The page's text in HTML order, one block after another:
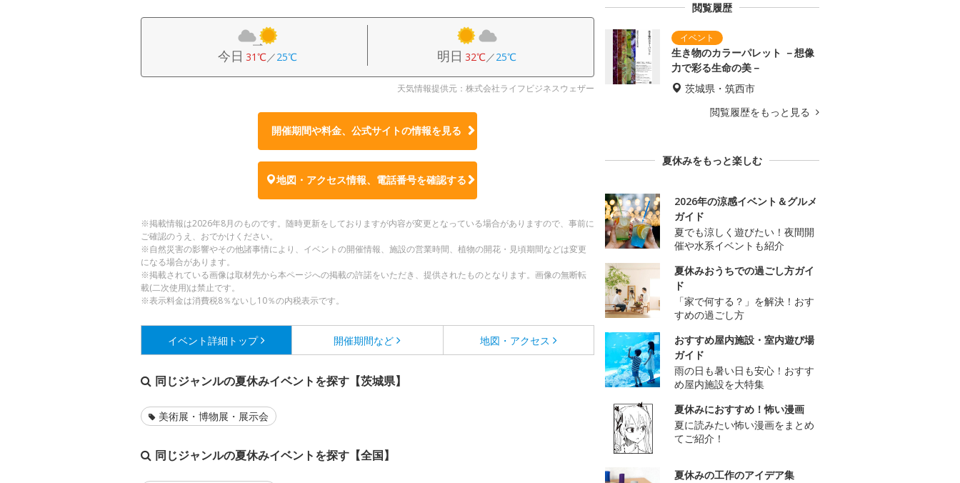
今日 31℃／25℃ 明日 32℃／25℃
天気情報提供元：株式会社ライフビジネスウェザー
開催期間や料金、公式サイトの情報を見る
地図・アクセス情報、電話番号を確認する
※掲載情報は2026年8月のものです。随時更新をしておりますが内容が変更となっている場合がありますので、事前に
ご確認のうえ、おでかけください。
※自然災害の影響やその他諸事情により、イベントの開催情報、施設の営業時間、植物の開花・見頃期間などは変更
になる場合があります。
※掲載されている画像は取材先から本ページへの掲載の許諾をいただき、提供されたものとなります。画像の無断転
載(二次使用)は禁止です。
※表示料金は消費税8％ないし10％の内税表示です。
イベント詳細 トップ 開催期間など 地図・アクセス
同じジャンルの夏休みイベントを探す【茨城県】
美術展・博物展・展示会
同じジャンルの夏休みイベントを探す【全国】
閲覧履歴
生き物のカラーパレット －想像
力で彩る生命の美－
茨城県・筑西市
閲覧履歴をもっと見る
夏休みをもっと楽しむ
2026年の涼感イベント＆グルメ
ガイド
夏でも涼しく遊びたい！夜間開
催や水系イベントも紹介
夏休みおうちでの過ごし方ガイ
ド
「家で何する？」を解決！おす
すめの過ごし方
おすすめ屋内施設・室内遊び場
ガイド
雨の日も暑い日も安心！おすす
め屋内施設を大特集
夏休みにおすすめ！怖い漫画
夏に読みたい怖い漫画をまとめ
てご紹介！
夏休みの工作のアイデア集